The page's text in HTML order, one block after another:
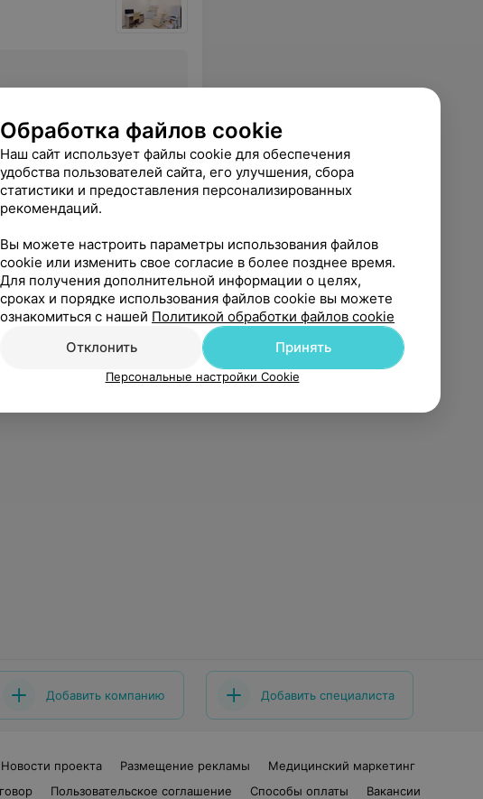
прошёл в доброжелательной обстановке.
Отзывы363
Добавить компанию Добавить специалиста
Новости проекта Размещение рекламы
Медицинский маркетинг
Пользовательское соглашение Способы оплаты Вакансии
Обработка файлов cookie
Наш сайт использует файлы cookie для обеспечения
удобства пользователей сайта, его улучшения, сбора
статистики и предоставления персонализированных
рекомендаций.
Вы можете настроить параметры использования файлов
cookie или изменить свое согласие в более позднее время.
Для получения дополнительной информации о целях,
сроках и порядке использования файлов cookie вы можете
ознакомиться с нашей Политикой обработки файлов cookie
Отклонить
Принять
Персональные настройки Cookie